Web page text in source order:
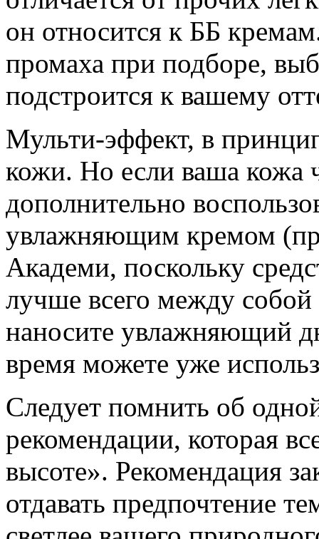
он относится к ББ
промаха при подборе,
подстроится к вашему
Мульти-эффект, в
кожи. Но если ваша кожа
дополнительно
увлажняющим кремом
Академи, поскольку
лучше всего между
наносите увлажняющий
время можете уже
Следует помнить об
рекомендации, которая
высоте». Рекомендация
отдавать предпочтение